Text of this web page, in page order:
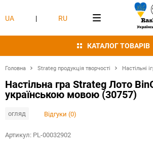
КАТАЛОГ ТОВАРІВ
UA | RU
Головна Strateg продукція творчості Настільні
Настільна гра Strateg Лото
українською мовою (30757)
огляд Відгуки (0)
Артикул: PL-00032902